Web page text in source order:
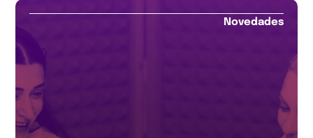
Novedades